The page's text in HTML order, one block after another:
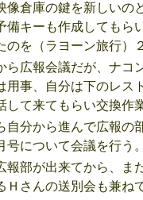
像倉庫の鍵を新しいの
備キーも作成してもら
のを（ラヨーン旅行）
ら広報会議だが、ナコ
用事、自分は下のレス
して来てもらい交換作
自分から進んで広報の
号について会議を行う
報部が出来てから、ま
Ｈさんの送別会も兼ね